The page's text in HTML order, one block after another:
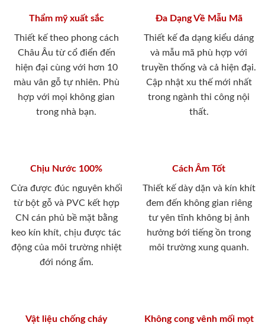
Thẩm mỹ xuất sắc
Thiết kế theo phong cách
Châu Âu từ cổ điển đến
hiện đại cùng với hơn 10
màu vân gỗ tự nhiên. Phù
hợp với mọi không gian
trong nhà bạn.
Đa Dạng Về Mẫu Mã
Thiết kế đa dạng kiểu dáng
và mẫu mã phù hợp với
truyền thống và cả hiện đại.
Cập nhật xu thế mới nhất
trong ngành thi công nội
thất.
Chịu Nước 100%
Cửa được đúc nguyên khối
từ bột gỗ và PVC kết hợp
CN cán phủ bề mặt bằng
keo kín khít, chịu được tác
động của môi trường nhiệt
đới nóng ẩm.
Cách Âm Tốt
Thiết kế dày dặn và kín khít
đem đến không gian riêng
tư yên tĩnh không bị ảnh
hưởng bới tiếng ồn trong
môi trường xung quanh.
Vật liệu chống cháy Không cong vênh mối mọt